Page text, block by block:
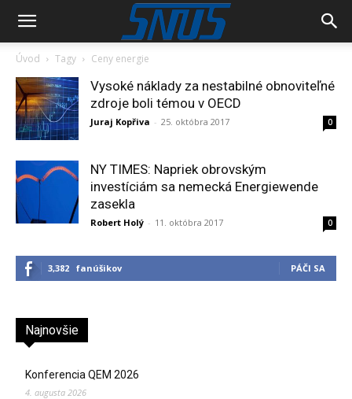
Úvod Tagy Ceny energie
Vysoké náklady za nestabilné obnoviteľné
zdroje boli témou v OECD
Juraj Kopřiva - 25. októbra 2017 0
NY TIMES: Napriek obrovským
investíciám sa nemecká Energiewende
zasekla
Robert Holý - 11. októbra 2017 0
3,382 fanúšikov PÁČI SA
Najnovšie
Konferencia QEM 2026
4. augusta 2026